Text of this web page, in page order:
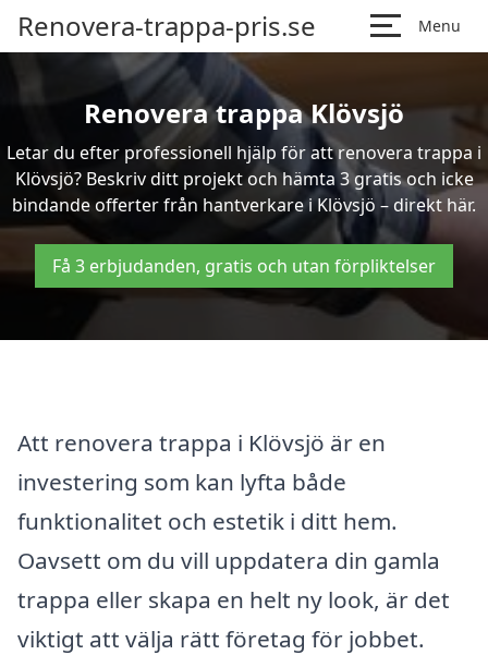
Renovera-trappa-pris.se Menu
Renovera trappa Klövsjö
Letar du efter professionell hjälp för att renovera trappa i
Klövsjö? Beskriv ditt projekt och hämta 3 gratis och icke
bindande offerter från hantverkare i Klövsjö – direkt här.
Få 3 erbjudanden, gratis och utan förpliktelser
Att renovera trappa i Klövsjö är en
investering som kan lyfta både
funktionalitet och estetik i ditt hem.
Oavsett om du vill uppdatera din gamla
trappa eller skapa en helt ny look, är det
viktigt att välja rätt företag för jobbet.